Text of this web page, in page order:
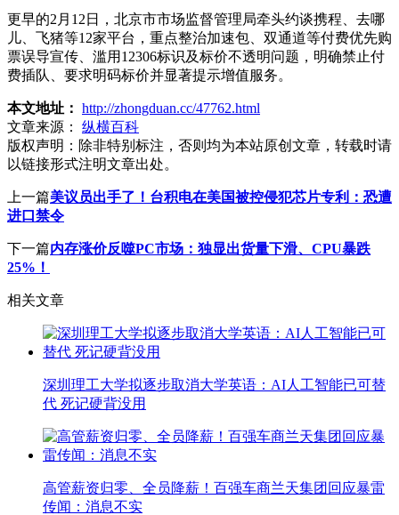
更早的2月12日，北京市市场监督管理局牵头约谈携程、去哪
儿、飞猪等12家平台，重点整治加速包、双通道等付费优先购
票误导宣传、滥用12306标识及标价不透明问题，明确禁止付
费插队、要求明码标价并显著提示增值服务。
本文地址： http://zhongduan.cc/47762.html
文章来源：
纵横百科
版权声明： 除非特别标注，否则均为本站原创文章，转载时请
以链接形式注明文章出处。
上一篇美议员出手了！台积电在美国被控侵犯芯片专利：恐遭
进口禁令
下一篇内存涨价反噬PC市场：独显出货量下滑、CPU暴跌
25%！
相关文章
深圳理工大学拟逐步取消大学英语：AI人工智能已可替
代 死记硬背没用
高管薪资归零、全员降薪！百强车商兰天集团回应暴雷
传闻：消息不实